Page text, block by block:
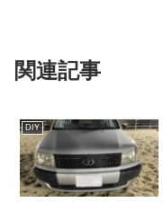
関連記事
DIY